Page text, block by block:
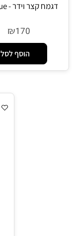
דגמח קצר וידר - Nord Blue
₪170
הוסף לסל